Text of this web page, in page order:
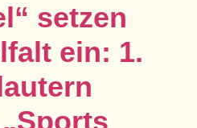
setzen
ein: 1.